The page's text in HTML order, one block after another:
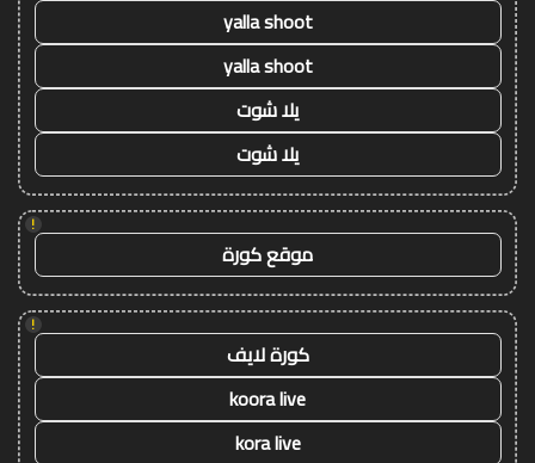
yalla shoot
yalla shoot
يلا شوت
يلا شوت
!
موقع كورة
!
كورة لايف
koora live
kora live